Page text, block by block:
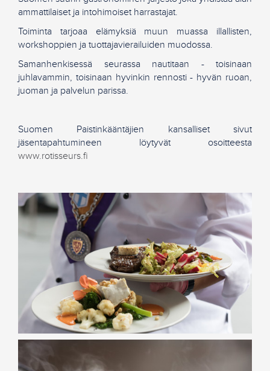
ammattilaiset ja intohimoiset harrastajat.
Toiminta tarjoaa elämyksiä muun muassa illallisten,
workshoppien ja tuottajavierailuiden muodossa.
Samanhenkisessä seurassa nautitaan - toisinaan
juhlavammin, toisinaan hyvinkin rennosti - hyvän ruoan,
juoman ja palvelun parissa.
Suomen Paistinkääntäjien kansalliset sivut
jäsentapahtumineen löytyvät osoitteesta
www.rotisseurs.fi